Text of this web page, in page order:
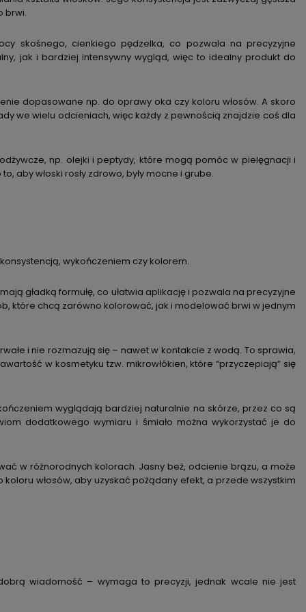
brwi.
skośnego, cienkiego pędzelka, co pozwala na precyzyjne
jak i bardziej intensywny wygląd, więc to idealny produkt do
dopasowane np. do oprawy oka czy koloru włosów. A skoro
we wielu odcieniach, więc każdy z pewnością znajdzie coś dla
np. olejki i peptydy, które mogą pomóc w pielęgnacji i
aby włoski rosły zdrowo, były mocne i grube.
wykończeniem czy kolorem.
gładką formułę, co ułatwia aplikację i pozwala na precyzyjne
które chcą zarówno kolorować, jak i modelować brwi w jednym
i nie rozmazują się – nawet w kontakcie z wodą. To sprawia,
w kosmetyku tzw. mikrowłókien, które “przyczepiają” się
wyglądają bardziej naturalnie na skórze, przez co są
dodatkowego wymiaru i śmiało można wykorzystać je do
w różnorodnych kolorach. Jasny beż, odcienie brązu, a może
włosów, aby uzyskać pożądany efekt, a przede wszystkim
wiadomość – wymaga to precyzji, jednak wcale nie jest